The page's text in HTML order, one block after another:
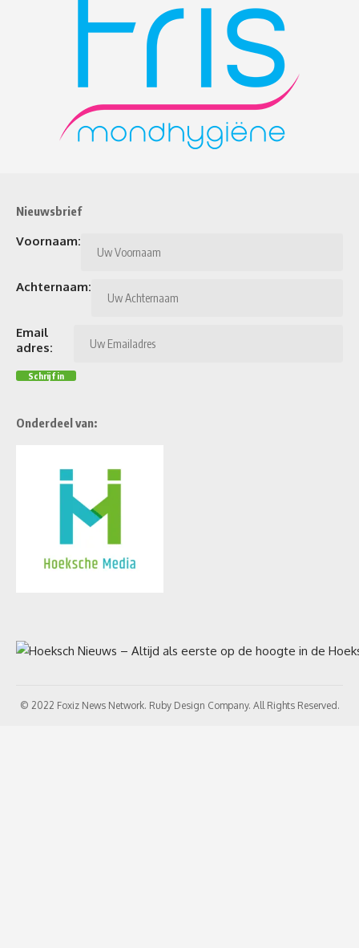
Nieuwsbrief
Voornaam:
Achternaam:
Email
adres:
Onderdeel van:
© 2022 Foxiz News Network. Ruby Design Company. All Rights Reserved.